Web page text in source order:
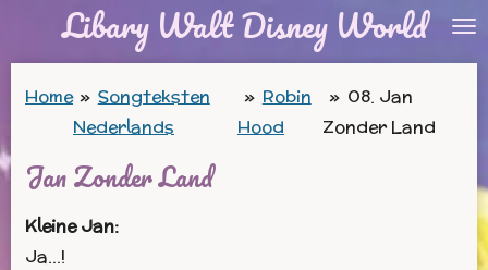
Libary Walt Disney World
Home » Songteksten
Nederlands
» Robin
Hood
» 08. Jan
Zonder Land
Jan Zonder Land
Kleine Jan:
Ja…!